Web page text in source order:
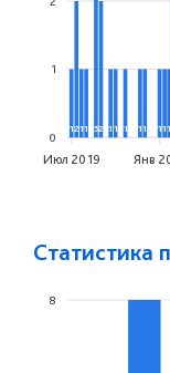
1
0
1211 52 11 1 11 111
Июл 2019 Янв
Статистика
8